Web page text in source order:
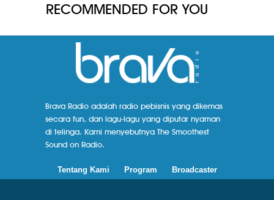
RECOMMENDED FOR YOU
Brava Radio adalah radio pebisnis yang dikemas
secara fun, dan lagu-lagu yang diputar nyaman
di telinga. Kami menyebutnya The Smoothest
Sound on Radio.
Tentang Kami Program Broadcaster